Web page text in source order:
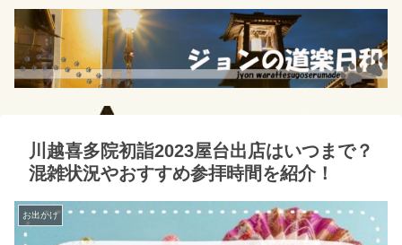
川越喜多院初詣2023屋台出店はいつまで？
混雑状況やおすすめ参拝時間を紹介！
お出かけ